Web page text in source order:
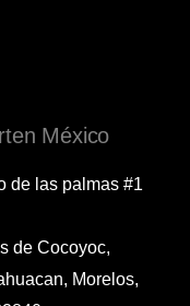
México
de las palmas #1
de Cocoyoc,
Morelos,